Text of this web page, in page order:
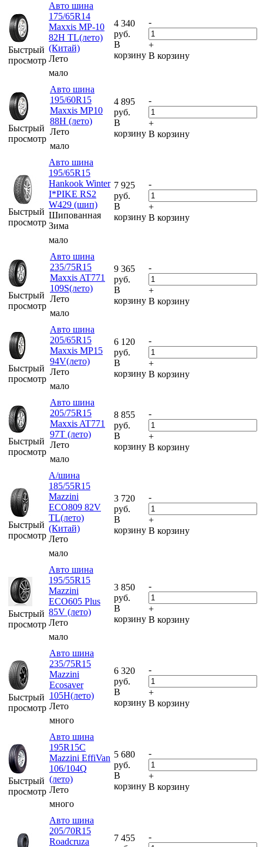
Быстрый
просмотр
Авто шина
175/65R14
Maxxis MP-10
82H TL(лето)
(Китай)
Лето
мало
4 340
руб.
В
корзину
-
+
В корзину
Быстрый
просмотр
Авто шина
195/60R15
Maxxis MP10
88H (лето)
Лето
мало
4 895
руб.
В
корзину
-
+
В корзину
Быстрый
просмотр
Авто шина
195/65R15
Hankook Winter
I*PIKE RS2
W429 (шип)
Шипованная
Зима
мало
7 925
руб.
В
корзину
-
+
В корзину
Быстрый
просмотр
Авто шина
235/75R15
Maxxis AT771
109S(лето)
Лето
мало
9 365
руб.
В
корзину
-
+
В корзину
Быстрый
просмотр
Авто шина
205/65R15
Maxxis MP15
94V(лето)
Лето
мало
6 120
руб.
В
корзину
-
+
В корзину
Быстрый
просмотр
Авто шина
205/75R15
Maxxis AT771
97T (лето)
Лето
мало
8 855
руб.
В
корзину
-
+
В корзину
Быстрый
просмотр
А/шина
185/55R15
Mazzini
ECO809 82V
TL(лето)
(Китай)
Лето
мало
3 720
руб.
В
корзину
-
+
В корзину
Быстрый
просмотр
Авто шина
195/55R15
Mazzini
ECO605 Plus
85V (лето)
Лето
мало
3 850
руб.
В
корзину
-
+
В корзину
Быстрый
просмотр
Авто шина
235/75R15
Mazzini
Ecosaver
105H(лето)
Лето
много
6 320
руб.
В
корзину
-
+
В корзину
Быстрый
просмотр
Авто шина
195R15C
Mazzini EffiVan
106/104Q
(лето)
Лето
много
5 680
руб.
В
корзину
-
+
В корзину
Авто шина
205/70R15
Roadcruza
7 455
-